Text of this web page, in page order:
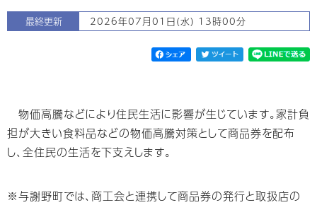
最終更新 2026年07月01日(水) 13時00分
物価高騰などにより住民生活に影響が生じています。家計負
担が大きい食料品などの物価高騰対策として商品券を配布
し、全住民の生活を下支えします。
※与謝野町では、商工会と連携して商品券の発行と取扱店の